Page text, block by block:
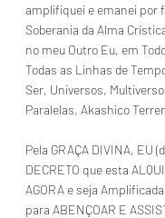
amplifiquei e emanei por
Soberania da Alma
no meu Outro Eu, em
Todas as Linhas de
Ser, Universos,
Paralelas, Akashico
Pela GRAÇA DIVINA, EU
DECRETO que esta
AGORA e seja
para ABENÇOAR E